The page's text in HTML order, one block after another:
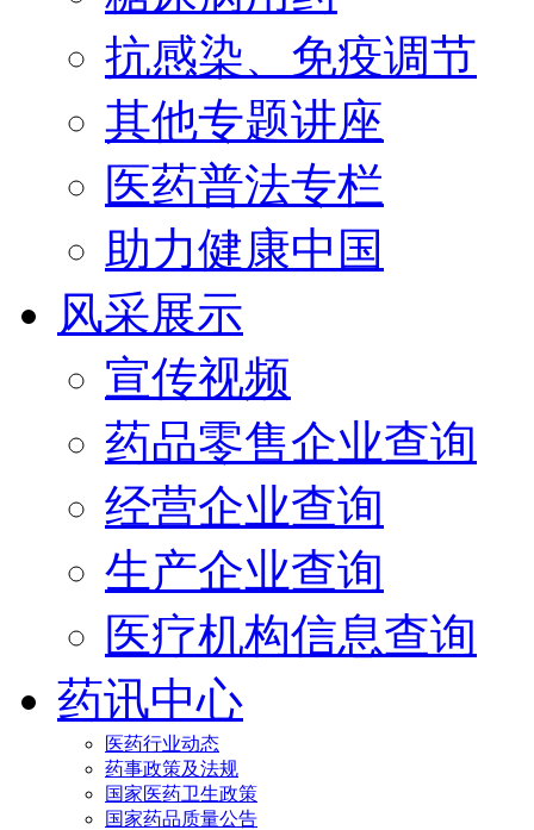
抗感染、免疫调节
其他专题讲座
医药普法专栏
助力健康中国
风采展示
宣传视频
药品零售企业查询
经营企业查询
生产企业查询
医疗机构信息查询
药讯中心
医药行业动态
药事政策及法规
国家医药卫生政策
国家药品质量公告